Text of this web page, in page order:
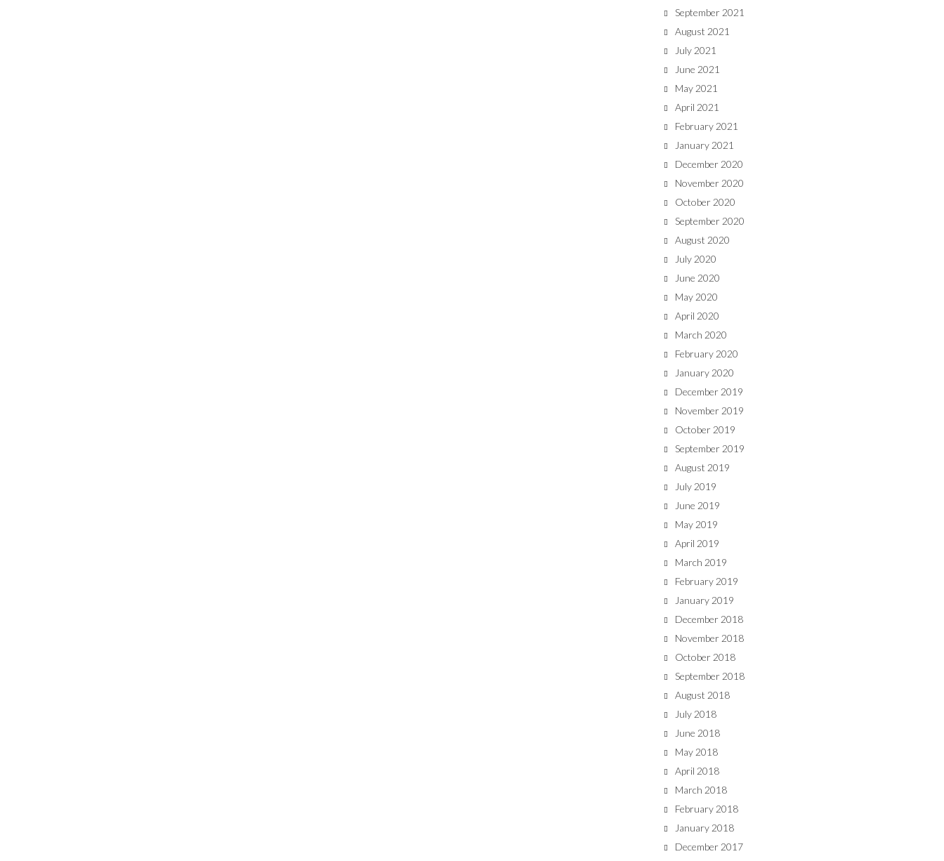
September 2021
August 2021
July 2021
June 2021
May 2021
April 2021
February 2021
January 2021
December 2020
November 2020
October 2020
September 2020
August 2020
July 2020
June 2020
May 2020
April 2020
March 2020
February 2020
January 2020
December 2019
November 2019
October 2019
September 2019
August 2019
July 2019
June 2019
May 2019
April 2019
March 2019
February 2019
January 2019
December 2018
November 2018
October 2018
September 2018
August 2018
July 2018
June 2018
May 2018
April 2018
March 2018
February 2018
January 2018
December 2017